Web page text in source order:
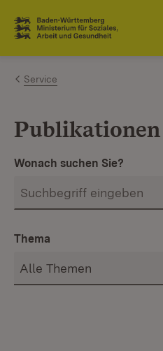
Zum Inhalt springen
Link zur Startseite
Service
Publikationen
Wonach suchen Sie?
Thema